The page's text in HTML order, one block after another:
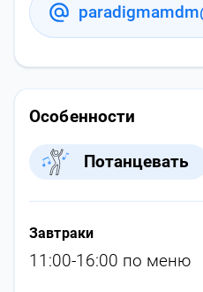
Особенности
Потанцевать
Завтраки
11:00-16:00 по меню